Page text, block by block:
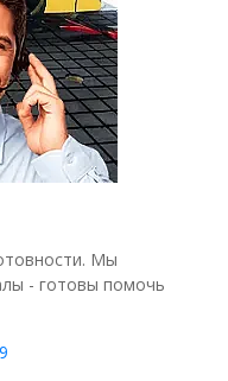
Мы
- готовы помочь